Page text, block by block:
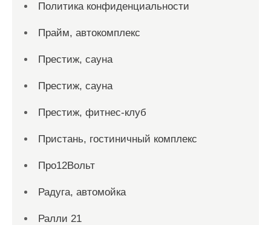
Политика конфиденциальности
Прайм, автокомплекс
Престиж, сауна
Престиж, сауна
Престиж, фитнес-клуб
Пристань, гостиничный комплекс
Про12Вольт
Радуга, автомойка
Ралли 21